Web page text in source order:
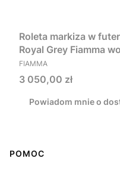
Roleta markiza w
Royal Grey Fiamma
PRODUCENT
FIAMMA
Cena
3 050,00 zł
Powiadom mnie o
Linki w stopce
POMOC